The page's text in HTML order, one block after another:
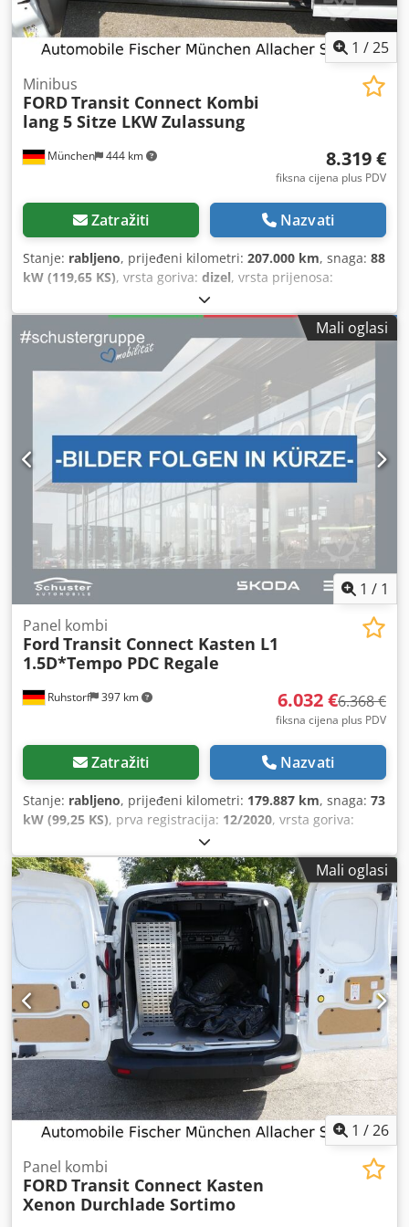
1 /25
München 444 km
Minibus
FORDTransit Connect Kombi
lang 5 Sitze LKW Zulassung
8.319 €
fiksna cijena plus PDV
Zatražiti Nazvati
Stanje: rabljeno, prijeđeni kilometri: 207.000 km, snaga: 88
kW (119,65 KS), vrsta goriva: dizel, vrsta prijenosa:
2.430 kg
12/2019, sljedeći pregled (TÜV):05/2028, duljina prostora
za utovar:940 mm, visina utovarnog prostora: 1.150 mm,
emisijska klasa:Euro 6 , boja:bijela , broj sjedala:
, Godina
proizvodnje:2019, ukupna duljina:
, ukupna
, ukupna visina: 1.847 mm , Oprema:ABS,
elektronički program stabilnosti (ESP), filtar čestica,
klima uređaj, navigacijski sustav, središnje zaključavanje
Mali oglasi
1 / 1
Ruhstorf 397 km
Panel kombi
Ford Transit Connect Kasten L1
1.5D*Tempo PDC Regale
6.032 €6.368 €
fiksna cijena plus PDV
Zatražiti Nazvati
Stanje: rabljeno, prijeđeni kilometri: 179.887 km, snaga: 73
kW (99,25 KS), prva registracija: 12/2020, vrsta goriva:
02/2027
plava, emisijska klasa:euro6d, Godina proizvodnje:2020,
Oprema:ABS, elektronički program stabilnosti (ESP),
klima uređaj, klizna vrata, kontrola proklizavanja,
maglenke, računalo na vozilu, registracija kamiona,
središnje zaključavanje, sustav imobilizatora, tempomat,
zračni jastuk,
Mali oglasi
1 /26
Panel kombi
FORDTransit Connect Kasten
Xenon Durchlade Sortimo